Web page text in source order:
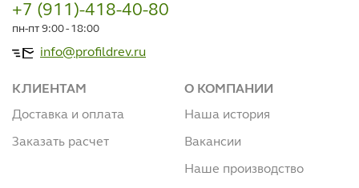
+7 (911)-418-40-80
пн-пт 9:00 - 18:00
info@profildrev.ru
КЛИЕНТАМ
Доставка и оплата
Заказать расчет
О КОМПАНИИ
Наша история
Вакансии
Наше производство